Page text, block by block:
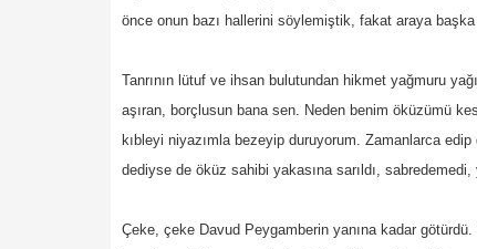
önce onun bazı hallerini söylemiştik, fakat araya
Tanrının lütuf ve ihsan bulutundan hikmet yağmuru
aşıran, borçlusun bana sen. Neden benim öküzümü
kıbleyi niyazımla bezeyip duruyorum. Zamanlarca
dediyse de öküz sahibi yakasına sarıldı,
Çeke, çeke Davud Peygamberin yanına kadar